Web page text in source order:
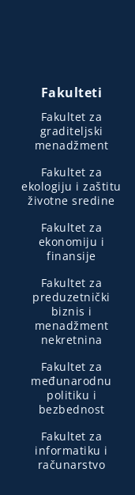
Fakulteti
Fakultet za
graditeljski
menadžment
Fakultet za
ekologiju i zaštitu
životne sredine
Fakultet za
ekonomiju i
finansije
Fakultet za
preduzetnički
biznis i
menadžment
nekretnina
Fakultet za
međunarodnu
politiku i
bezbednost
Fakultet za
informatiku i
računarstvo